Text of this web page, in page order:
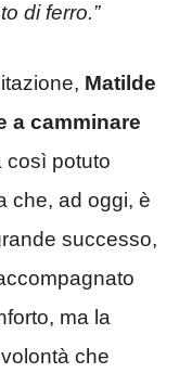
di ferro.”
Matilde
a camminare
così potuto
che, ad oggi, è
successo,
ma la
che